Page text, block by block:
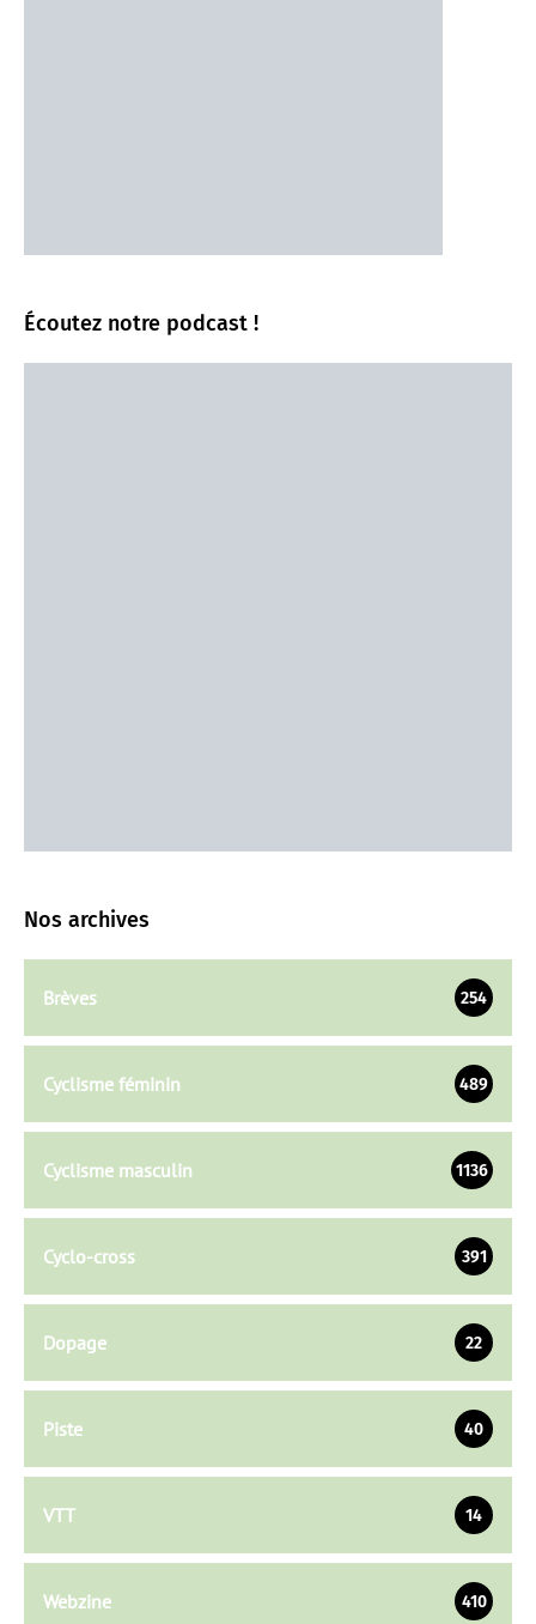
Écoutez notre podcast !
Nos archives
Brèves 254
Cyclisme féminin 489
Cyclisme masculin 1136
Cyclo-cross 391
Dopage 22
Piste 40
VTT 14
Webzine 410